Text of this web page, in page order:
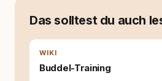
moderner
entsteht echte Bindung
Entwicklung entstand
Wissens- und
Das solltest du auch
WIKI
Buddel-Training